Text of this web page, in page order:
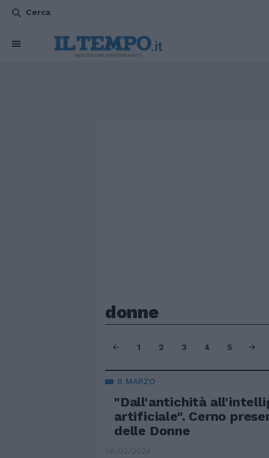
Cerca
donne
1 2 3 4 5
8 MARZO
"Dall'antichità
artificiale". Cerno
delle Donne
08/03/2024